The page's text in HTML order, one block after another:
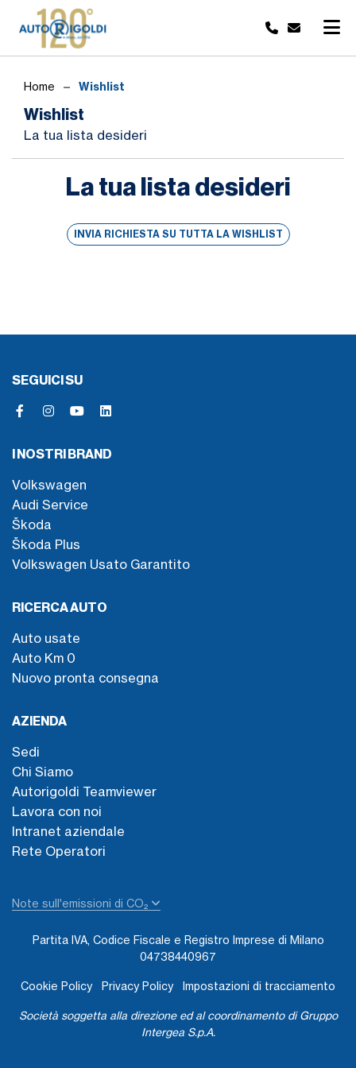
Wishlist
La tua lista desideri
Home Wishlist
La tua lista desideri
INVIA RICHIESTA SU TUTTA LA WISHLIST
SEGUICI SU
I NOSTRI BRAND
Volkswagen
Audi Service
Škoda
Škoda Plus
Volkswagen Usato Garantito
RICERCA AUTO
Auto usate
Auto Km 0
Nuovo pronta consegna
AZIENDA
Sedi
Chi Siamo
Autorigoldi Teamviewer
Lavora con noi
Intranet aziendale
Rete Operatori
Note sull'emissioni di CO₂
Partita IVA, Codice Fiscale e Registro Imprese di Milano
04738440967
Cookie Policy Privacy Policy Impostazioni di tracciamento
Società soggetta alla direzione ed al coordinamento di Gruppo
Intergea S.p.A.